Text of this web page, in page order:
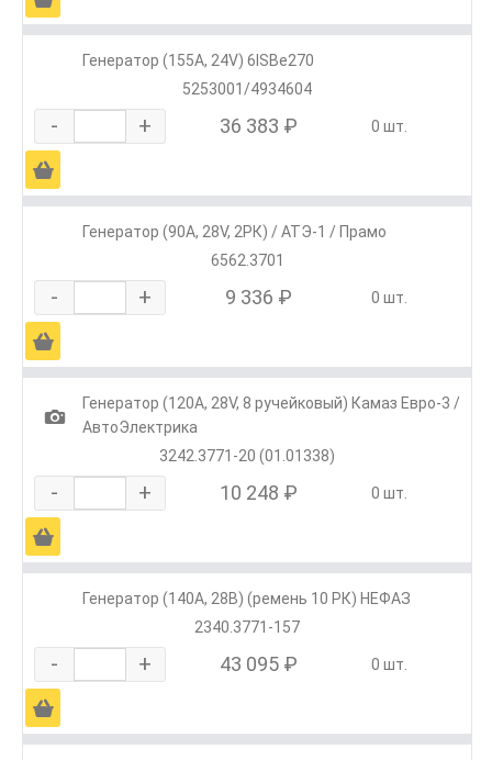
Генератор (155А, 24V) 6ISBe270
5253001/4934604
- + 36 383 ₽ 0 шт.
Ä
Генератор (90А, 28V, 2РК) / АТЭ-1 / Прамо
6562.3701
- + 9 336 ₽ 0 шт.
Ä
1
Генератор (120А, 28V, 8 ручейковый) Камаз Евро-3 /
АвтоЭлектрика
3242.3771-20 (01.01338)
- + 10 248 ₽ 0 шт.
Ä
Генератор (140А, 28В) (ремень 10 РК) НЕФАЗ
2340.3771-157
- + 43 095 ₽ 0 шт.
Ä